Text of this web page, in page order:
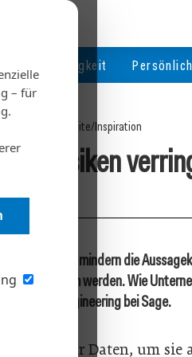
– für
Nachhaltigkeit
Startseite/Inspiration
Risiken
Daten mindern die
werden. Wie
Product Engineering bei Sage.
mehr Daten, um sie